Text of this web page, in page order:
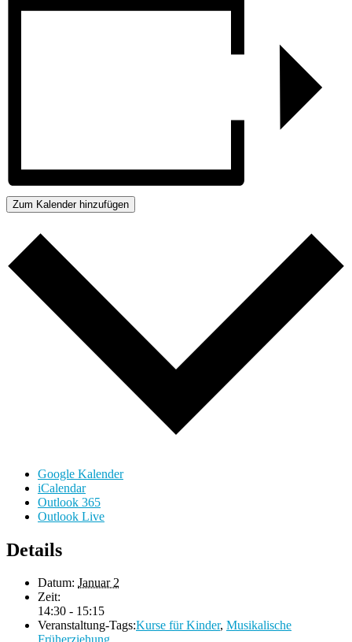
Zum Kalender hinzufügen
Google Kalender
iCalendar
Outlook 365
Outlook Live
Details
Datum: Januar 2
Zeit:
14:30 - 15:15
Veranstaltung-Tags:Kurse für Kinder, Musikalische